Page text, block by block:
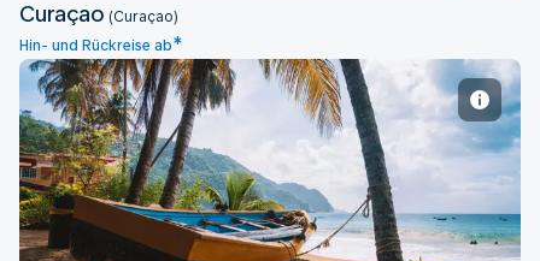
Curaçao (Curaçao)
Hin- und Rückreise ab*
Port of Spain